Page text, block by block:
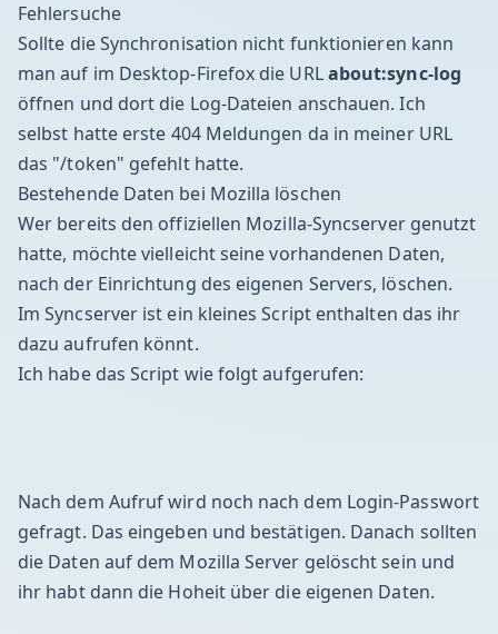
Fehlersuche
Sollte die Synchronisation nicht funktionieren kann
man auf im Desktop-Firefox die URLabout:sync-log
öffnen und dort die Log-Dateien anschauen. Ich
selbst hatte erste 404 Meldungen da in meiner URL
das "/token" gefehlt hatte.
Bestehende Daten bei Mozilla löschen
Wer bereits den offiziellen Mozilla-Syncserver genutzt
hatte, möchte vielleicht seine vorhandenen Daten,
nach der Einrichtung des eigenen Servers, löschen.
Im Syncserver ist ein kleines Script enthalten das ihr
dazu aufrufen könnt.
Ich habe das Script wie folgt aufgerufen:
Nach dem Aufruf wird noch nach dem Login-Passwort
gefragt. Das eingeben und bestätigen. Danach sollten
die Daten auf dem Mozilla Server gelöscht sein und
ihr habt dann die Hoheit über die eigenen Daten.